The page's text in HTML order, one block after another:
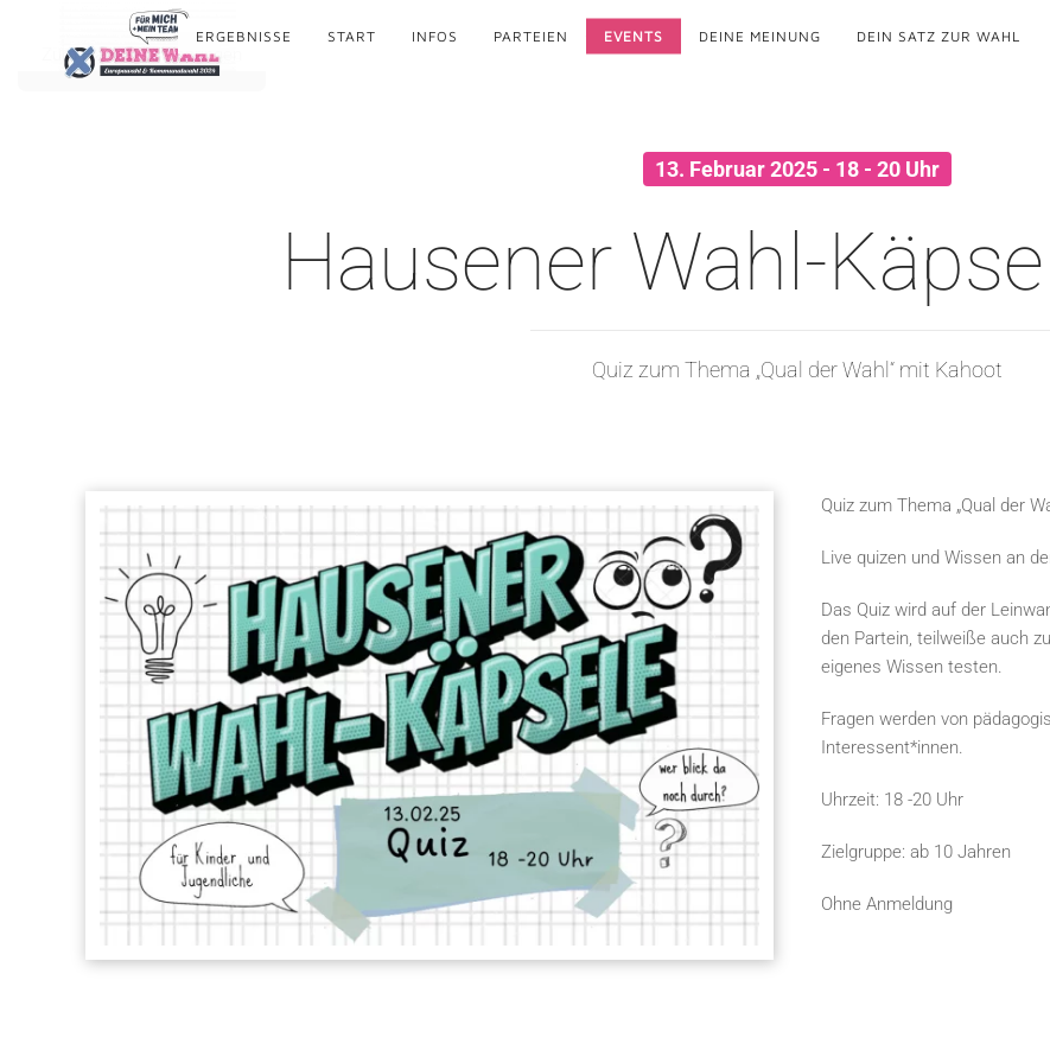
Zum Hauptinhalt springen
ERGEBNISSE START INFOS PARTEIEN EVENTS DEINE MEINUNG DEIN SATZ ZUR WAHL
13. Februar 2025 - 18 - 20 Uhr
Hausener Wahl-
Quiz zum Thema „Qual der Wahl“ mit Kahoot
Quiz zum Thema „Qual der
Live quizen und Wissen an
Das Quiz wird auf der
den Partein, teilweiße auch
eigenes Wissen testen.
Fragen werden von
Interessent*innen.
Uhrzeit: 18 -20 Uhr
Zielgruppe: ab 10 Jahren
Ohne Anmeldung